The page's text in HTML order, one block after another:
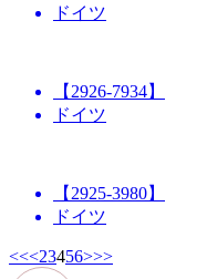
ドイツ
【2926-7934】
ドイツ
【2925-3980】
ドイツ
<<<23456>>>